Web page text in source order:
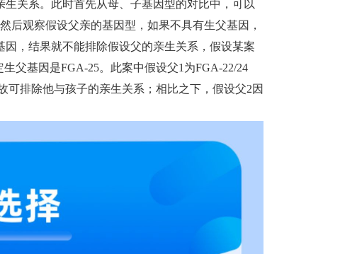
关系。此时首先从母、子基因型的对比中，可以
后观察假设父亲的基因型，如果不具有生父基因，
，结果就不能排除假设父的亲生关系，假设某案
父基因是FGA-25。此案中假设父1为FGA-22/24
可排除他与孩子的亲生关系；相比之下，假设父2因